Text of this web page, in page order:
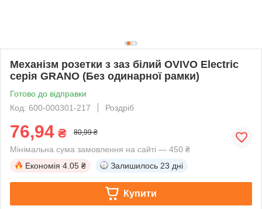
Механізм розетки з заз білий OVIVO Electric
серія GRANO (Без одинарної рамки)
Готово до відправки
Код: 600-000301-217
Роздріб
76,94 ₴ 80,99 ₴
Мінімальна сума замовлення на сайті — 450 ₴
Економія 4.05 ₴ Залишилось 23 дні
Купити